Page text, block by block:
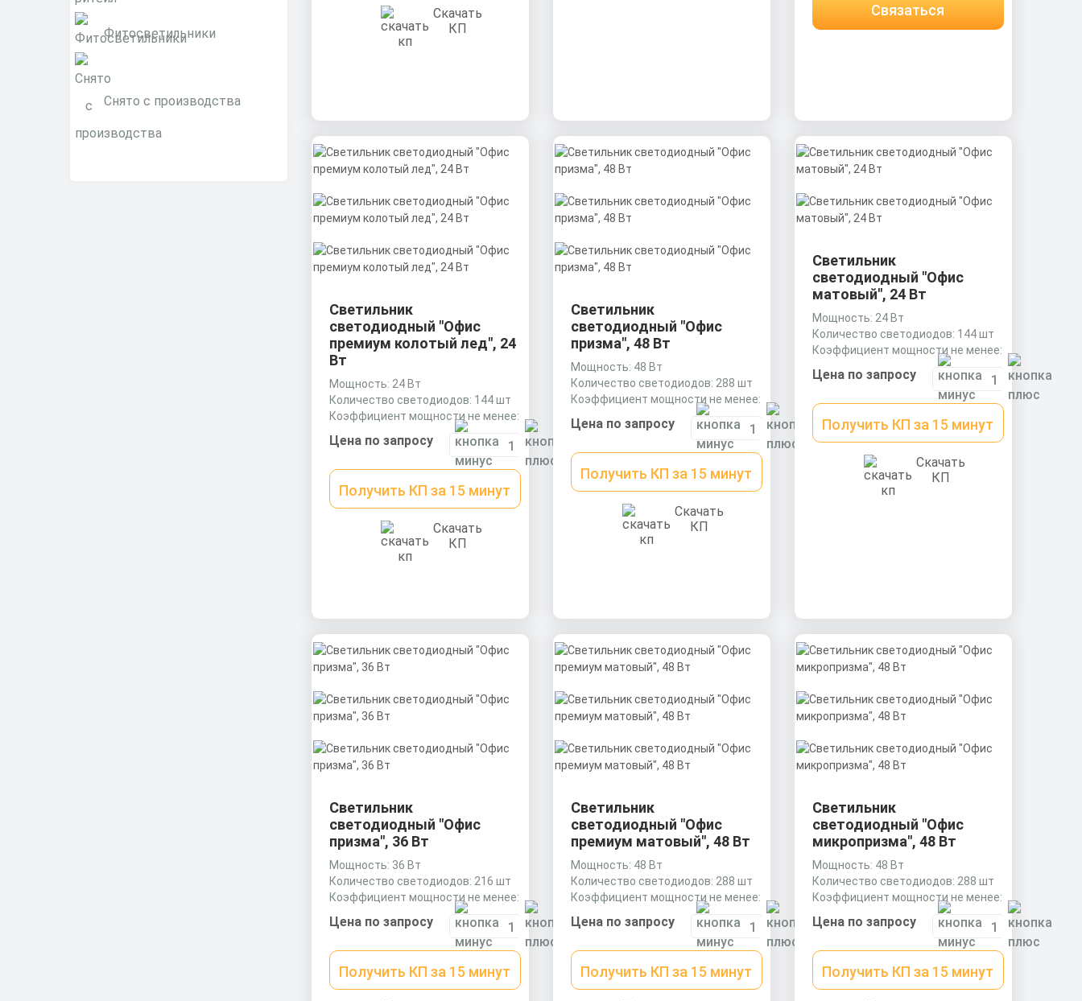
Фитосветильники
Снято с производства
Скачать
КП
Связаться
Светильник
светодиодный "Офис
премиум колотый лед", 24
Вт
Мощность: 24 Вт
Количество светодиодов: 144 шт
Коэффициент мощности не менее:
Цена по запросу
Получить КП за 15 минут
Скачать
КП
Светильник
светодиодный "Офис
призма", 48 Вт
Мощность: 48 Вт
Количество светодиодов: 288 шт
Коэффициент мощности не менее:
Цена по запросу
Получить КП за 15 минут
Скачать
КП
Светильник
светодиодный "Офис
матовый", 24 Вт
Мощность: 24 Вт
Количество светодиодов: 144 шт
Коэффициент мощности не менее:
Цена по запросу
Получить КП за 15 минут
Скачать
КП
Светильник
светодиодный "Офис
призма", 36 Вт
Мощность: 36 Вт
Количество светодиодов: 216 шт
Коэффициент мощности не менее:
Цена по запросу
Получить КП за 15 минут
Светильник
светодиодный "Офис
премиум матовый", 48 Вт
Мощность: 48 Вт
Количество светодиодов: 288 шт
Коэффициент мощности не менее:
Цена по запросу
Получить КП за 15 минут
Светильник
светодиодный "Офис
микропризма", 48 Вт
Мощность: 48 Вт
Количество светодиодов: 288 шт
Коэффициент мощности не менее:
Цена по запросу
Получить КП за 15 минут